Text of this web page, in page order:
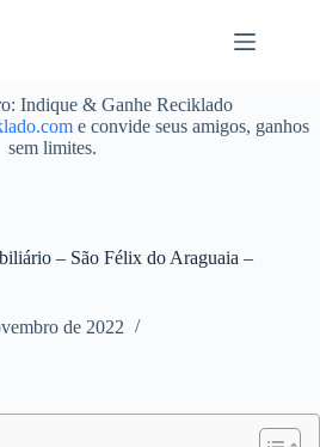
Indique & Ganhe Reciklado
e convide seus amigos, ganhos
sem limites.
– São Félix do Araguaia –
de 2022